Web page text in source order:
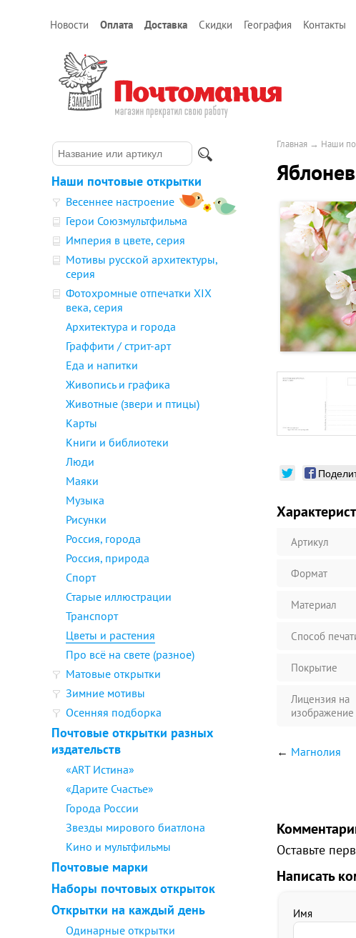
Новости Оплата Доставка Скидки География Контакты
Наши почтовые открытки
Весеннее настроение
Герои Союзмультфильма
Империя в цвете, серия
Мотивы русской архитектуры,
серия
Фотохромные отпечатки XIX
века, серия
Архитектура и города
Граффити / стрит-арт
Еда и напитки
Живопись и графика
Животные (звери и птицы)
Карты
Книги и библиотеки
Люди
Маяки
Музыка
Рисунки
Россия, города
Россия, природа
Спорт
Старые иллюстрации
Транспорт
Цветы и растения
Про всё на свете (разное)
Матовые открытки
Зимние мотивы
Осенняя подборка
Почтовые открытки разных
издательств
«ART Истина»
«Дарите Счастье»
Города России
Звезды мирового биатлона
Кино и мультфильмы
Почтовые марки
Наборы почтовых открыток
Открытки на каждый день
Одинарные открытки
Главная → Наши
Артикул
Формат
Материал
Способ
Покрытие
Лицензия на
изображение
← Магнолия
Оставьте
Написать
Имя